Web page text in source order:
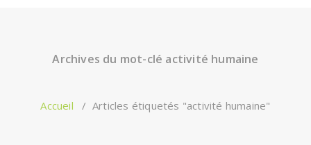
Archives du mot-clé activité humaine
Accueil /Articles étiquetés "activité humaine"